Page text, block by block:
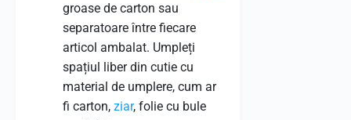
groase de carton sau
separatoare între fiecare
articol ambalat. Umpleți
spațiul liber din cutie cu
material de umplere, cum ar
fi carton, ziar, folie cu bule